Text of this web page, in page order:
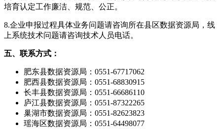
培育认定工作廉洁、规范、公正。
8.企业申报过程具体业务问题请咨询所在县区数据资源局，线
上系统技术问题请咨询技术人员电话。
五、联系方式：
肥东县数据资源局：0551-67717062
肥西县数据资源局：0551-68830915
长丰县数据资源局：0551-66686110
庐江县数据资源局：0551-87322265
巢湖市数据资源局：0551-82623823
瑶海区数据资源局：0551-64498077